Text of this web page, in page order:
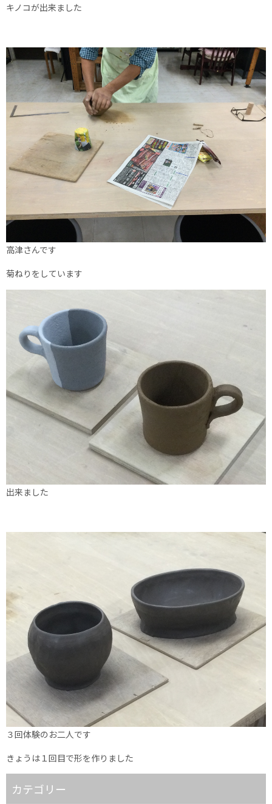
キノコが出来ました
高津さんです
菊ねりをしています
出来ました
３回体験のお二人です
きょうは１回目で形を作りました
カテゴリー